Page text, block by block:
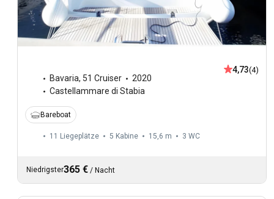
Bavaria, 51 Cruiser
2020
Castellammare di Stabia
4,73(4)
Bareboat
11 Liegeplätze 5 Kabine 15,6 m 3 WC
Niedrigster365 € / Nacht